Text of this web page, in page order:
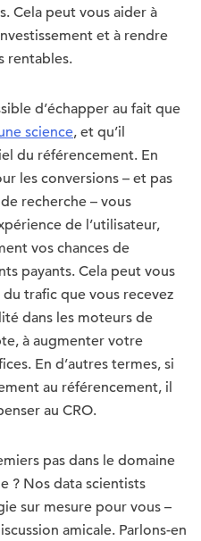
Cela peut vous aider à
et à rendre
rentables.
d’échapper au fait que
science, et qu’il
du référencement. En
les conversions – et pas
recherche – vous
de l’utilisateur,
vos chances de
payants. Cela peut vous
trafic que vous recevez
dans les moteurs de
à augmenter votre
En d’autres termes, si
au référencement, il
au CRO.
pas dans le domaine
? Nos data scientists
sur mesure pour vous –
amicale. Parlons-en